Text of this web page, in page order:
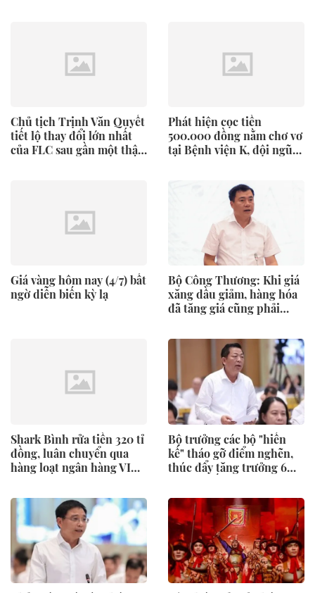
Chủ tịch Trịnh Văn Quyết
tiết lộ thay đổi lớn nhất
của FLC sau gần một thập
Phát hiện cọc tiền
500.000 đồng nằm chơ vơ
tại Bệnh viện K, đội ngũ
Giá vàng hôm nay (4/7) bất
ngờ diễn biến kỳ lạ
Bộ Công Thương: Khi giá
xăng dầu giảm, hàng hóa
đã tăng giá cũng phải
Shark Bình rửa tiền 320 tỉ
đồng, luân chuyển qua
hàng loạt ngân hàng VIB,
Techcombank, Eximbank,
MBbank…
Bộ trưởng các bộ "hiến
kế" tháo gỡ điểm nghẽn,
thúc đẩy tăng trưởng 6